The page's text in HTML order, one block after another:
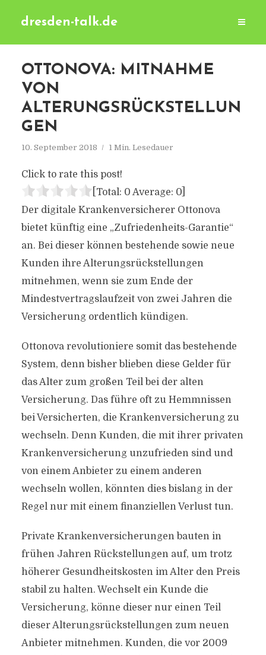
dresden-talk.de
OTTONOVA: MITNAHME
VON
ALTERUNGSRÜCKSTELLUN
GEN
10. September 2018 1 Min. Lesedauer
Click to rate this post!
[Total: 0 Average: 0]
Der digitale Krankenversicherer Ottonova
bietet künftig eine „Zufriedenheits-Garantie“
an. Bei dieser können bestehende sowie neue
Kunden ihre Alterungsrückstellungen
mitnehmen, wenn sie zum Ende der
Mindestvertragslaufzeit von zwei Jahren die
Versicherung ordentlich kündigen.
Ottonova revolutioniere somit das bestehende
System, denn bisher blieben diese Gelder für
das Alter zum großen Teil bei der alten
Versicherung. Das führe oft zu Hemmnissen
bei Versicherten, die Krankenversicherung zu
wechseln. Denn Kunden, die mit ihrer privaten
Krankenversicherung unzufrieden sind und
von einem Anbieter zu einem anderen
wechseln wollen, könnten dies bislang in der
Regel nur mit einem finanziellen Verlust tun.
Private Krankenversicherungen bauten in
frühen Jahren Rückstellungen auf, um trotz
höherer Gesundheitskosten im Alter den Preis
stabil zu halten. Wechselt ein Kunde die
Versicherung, könne dieser nur einen Teil
dieser Alterungsrückstellungen zum neuen
Anbieter mitnehmen. Kunden, die vor 2009